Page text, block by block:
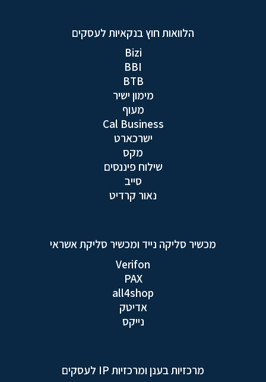
הלוואות חוץ בנקאיות לעסקים
Bizi
BBI
BTB
מימון ישיר
מעוף
Cal Business
ישרכארט
מקס
שילוח פיננסים
סייב
נאור קרדיט
מכשיר סליקה נייד ומכשיר סליקת אשראי
Verifon
PAX
all4shop
אדיטק
נייקס
מרכזיות בענן ומרכזיות IP לעסקים